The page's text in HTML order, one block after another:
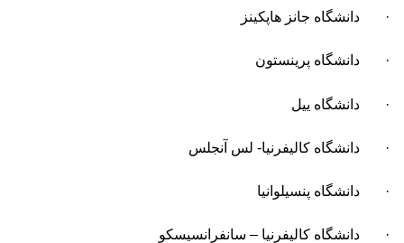
· دانشگاه جانز هاپکینز
· دانشگاه پرینستون
· دانشگاه ییل
· دانشگاه کالیفرنیا- لس آنجلس
· دانشگاه پنسیلوانیا
· دانشگاه کالیفرنیا – سانفرانسیسکو